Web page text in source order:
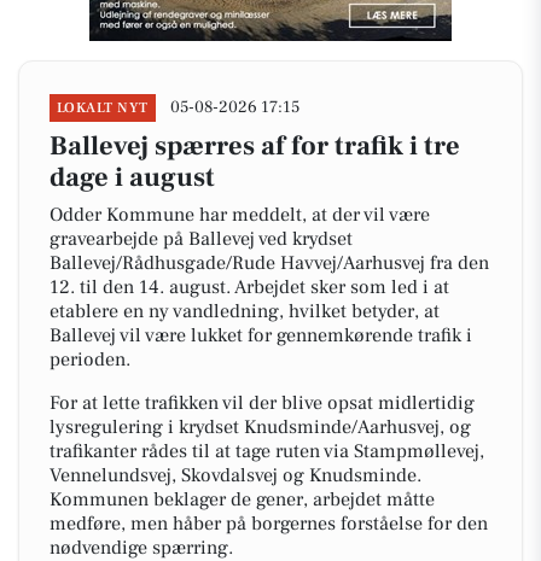
LOKALT NYT 05-08-2026 17:15
Ballevej spærres af for trafik i tre
dage i august
Odder Kommune har meddelt, at der vil være
gravearbejde på Ballevej ved krydset
Ballevej/Rådhusgade/Rude Havvej/Aarhusvej fra den
12. til den 14. august. Arbejdet sker som led i at
etablere en ny vandledning, hvilket betyder, at
Ballevej vil være lukket for gennemkørende trafik i
perioden.
For at lette trafikken vil der blive opsat midlertidig
lysregulering i krydset Knudsminde/Aarhusvej, og
trafikanter rådes til at tage ruten via Stampmøllevej,
Vennelundsvej, Skovdalsvej og Knudsminde.
Kommunen beklager de gener, arbejdet måtte
medføre, men håber på borgernes forståelse for den
nødvendige spærring.